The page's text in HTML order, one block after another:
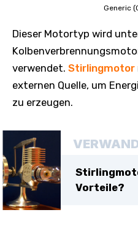
Generic
Dieser Motortyp wird
verwendet. Stirlingmotor
externen Quelle, um
zu erzeugen.
Vorteile?